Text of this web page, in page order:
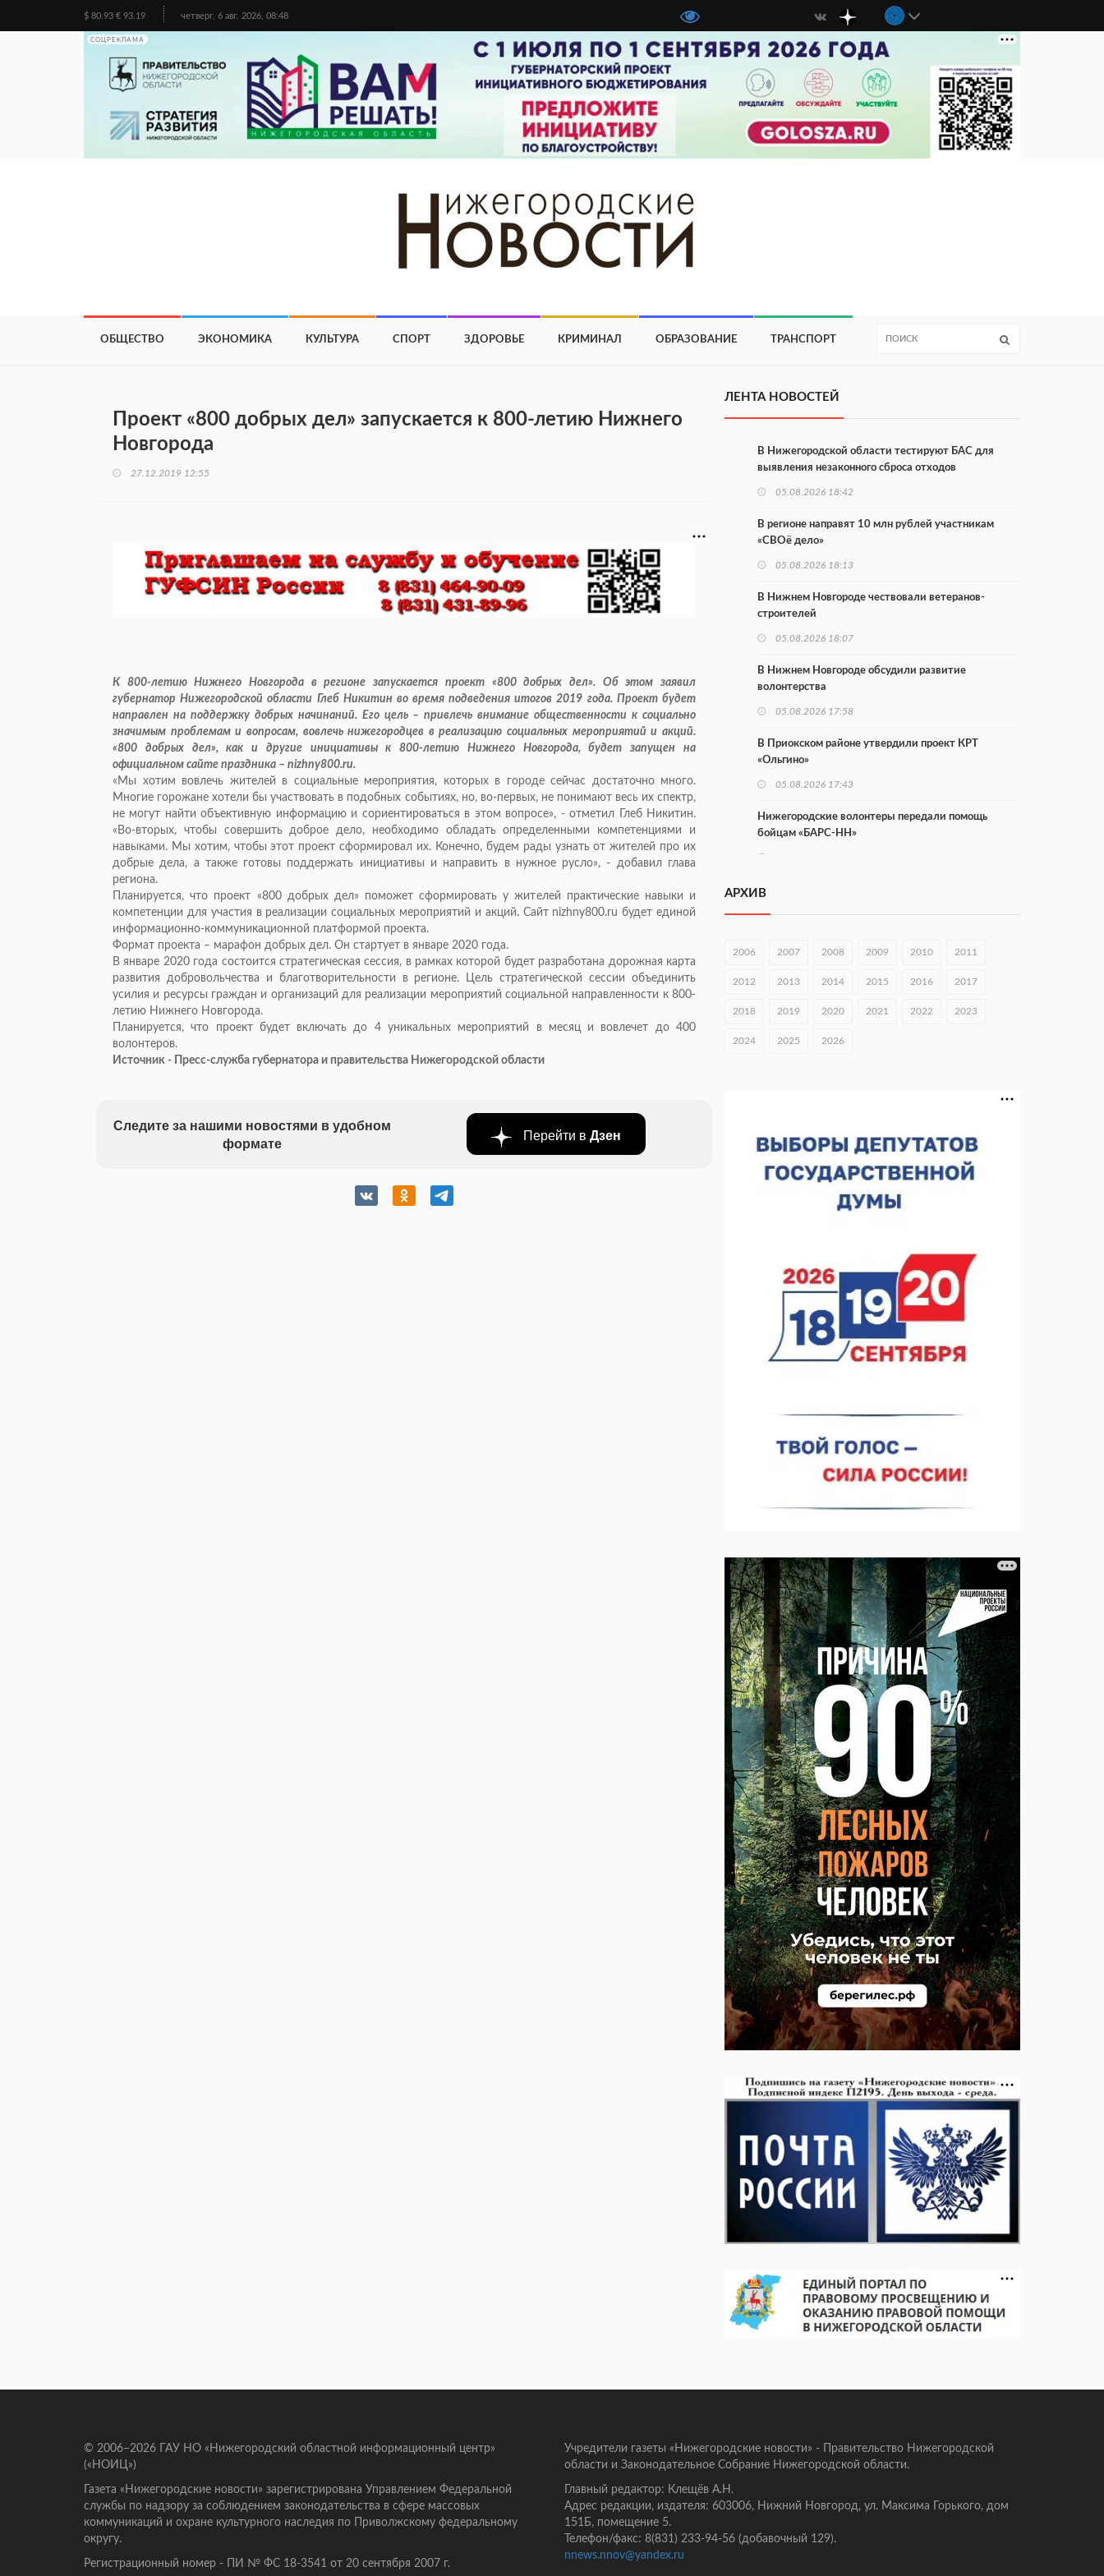
$ 80.93 € 93.19 четверг, 6 авг. 2026, 08:48
СОЦРЕКЛАМА
ОБЩЕСТВО ЭКОНОМИКА КУЛЬТУРА СПОРТ ЗДОРОВЬЕ КРИМИНАЛ ОБРАЗОВАНИЕ ТРАНСПОРТ
Проект «800 добрых дел» запускается к 800-летию Нижнего
Новгорода
27.12.2019 12:55
К 800-летию Нижнего Новгорода в регионе запускается проект «800 добрых дел». Об этом заявил
губернатор Нижегородской области Глеб Никитин во время подведения итогов 2019 года. Проект будет
направлен на поддержку добрых начинаний. Его цель – привлечь внимание общественности к социально
значимым проблемам и вопросам, вовлечь нижегородцев в реализацию социальных мероприятий и акций.
«800 добрых дел», как и другие инициативы к 800-летию Нижнего Новгорода, будет запущен на
официальном сайте праздника – nizhny800.ru.
«Мы хотим вовлечь жителей в социальные мероприятия, которых в городе сейчас достаточно много.
Многие горожане хотели бы участвовать в подобных событиях, но, во-первых, не понимают весь их спектр,
не могут найти объективную информацию и сориентироваться в этом вопросе», - отметил Глеб Никитин.
«Во-вторых, чтобы совершить доброе дело, необходимо обладать определенными компетенциями и
навыками. Мы хотим, чтобы этот проект сформировал их. Конечно, будем рады узнать от жителей про их
добрые дела, а также готовы поддержать инициативы и направить в нужное русло», - добавил глава
региона.
Планируется, что проект «800 добрых дел» поможет сформировать у жителей практические навыки и
компетенции для участия в реализации социальных мероприятий и акций. Сайт nizhny800.ru будет единой
информационно-коммуникационной платформой проекта.
Формат проекта – марафон добрых дел. Он стартует в январе 2020 года.
В январе 2020 года состоится стратегическая сессия, в рамках которой будет разработана дорожная карта
развития добровольчества и благотворительности в регионе. Цель стратегической сессии объединить
усилия и ресурсы граждан и организаций для реализации мероприятий социальной направленности к 800-
летию Нижнего Новгорода.
Планируется, что проект будет включать до 4 уникальных мероприятий в месяц и вовлечет до 400
волонтеров.
Источник - Пресс-служба губернатора и правительства Нижегородской области
Следите за нашими новостями в удобном
формате
Перейти в Дзен
ЛЕНТА НОВОСТЕЙ
В Нижегородской области тестируют БАС для
выявления незаконного сброса отходов
05.08.2026 18:42
В регионе направят 10 млн рублей участникам
«СВОё дело»
05.08.2026 18:13
В Нижнем Новгороде чествовали ветеранов-
строителей
05.08.2026 18:07
В Нижнем Новгороде обсудили развитие
волонтерства
05.08.2026 17:58
В Приокском районе утвердили проект КРТ
«Ольгино»
05.08.2026 17:43
Нижегородские волонтеры передали помощь
бойцам «БАРС-НН»
Центр «Долголетие по-нижегородски» проведет 50
правительстве региона
16 нижегородцев победили в конкурсе «Большая
05.08.2026 15:23
В Нижнем Новгороде подвели итоги отбора на
фестиваль «Музыка балконов»
05.08.2026 14:04
05.08.2026 12:31
В «Заповедных кварталах» отметят 120-летие
усадьбы Гусевых
05.08.2026 11:28
АРХИВ
2006 2007 2008 2009 2010 2011
2012 2013 2014 2015 2016 2017
2018 2019 2020 2021 2022 2023
2024 2025 2026
© 2006–2026 ГАУ НО «Нижегородский областной информационный центр»
(«НОИЦ»)
Газета «Нижегородские новости» зарегистрирована Управлением Федеральной
службы по надзору за соблюдением законодательства в сфере массовых
коммуникаций и охране культурного наследия по Приволжскому федеральному
округу.
Регистрационный номер - ПИ № ФС 18-3541 от 20 сентября 2007 г.
Учредители газеты «Нижегородские новости» - Правительство Нижегородской
области и Законодательное Собрание Нижегородской области.
Главный редактор: Клещёв А.Н.
Адрес редакции, издателя: 603006, Нижний Новгород, ул. Максима Горького, дом
151Б, помещение 5.
Телефон/факс: 8(831) 233-94-56 (добавочный 129).
nnews.nnov@yandex.ru